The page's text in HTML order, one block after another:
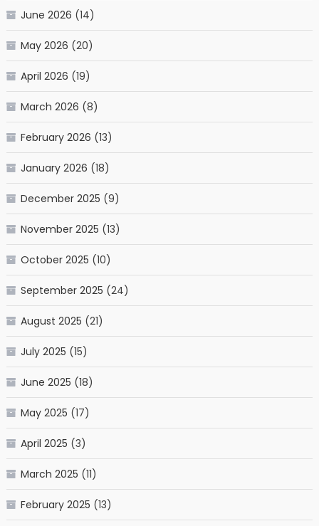
June 2026 (14)
May 2026 (20)
April 2026 (19)
March 2026 (8)
February 2026 (13)
January 2026 (18)
December 2025 (9)
November 2025 (13)
October 2025 (10)
September 2025 (24)
August 2025 (21)
July 2025 (15)
June 2025 (18)
May 2025 (17)
April 2025 (3)
March 2025 (11)
February 2025 (13)